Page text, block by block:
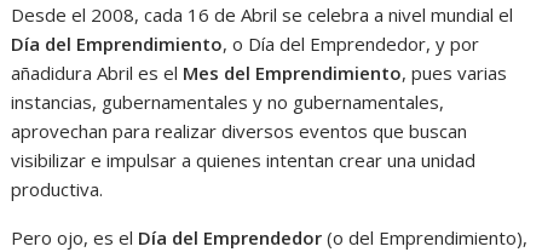
Desde el 2008, cada 16 de Abril se celebra a nivel mundial el
Día del Emprendimiento, o Día del Emprendedor, y por
añadidura Abril es el Mes del Emprendimiento, pues varias
instancias, gubernamentales y no gubernamentales,
aprovechan para realizar diversos eventos que buscan
visibilizar e impulsar a quienes intentan crear una unidad
productiva.
Pero ojo, es el Día del Emprendedor (o del Emprendimiento),